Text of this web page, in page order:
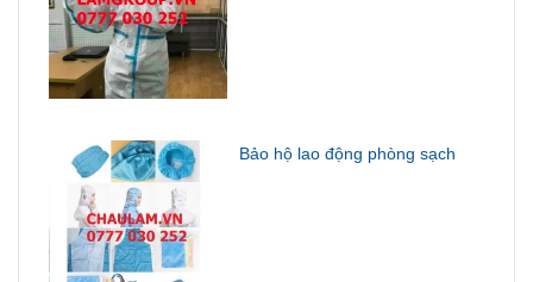
Bảo hộ lao động phòng sạch